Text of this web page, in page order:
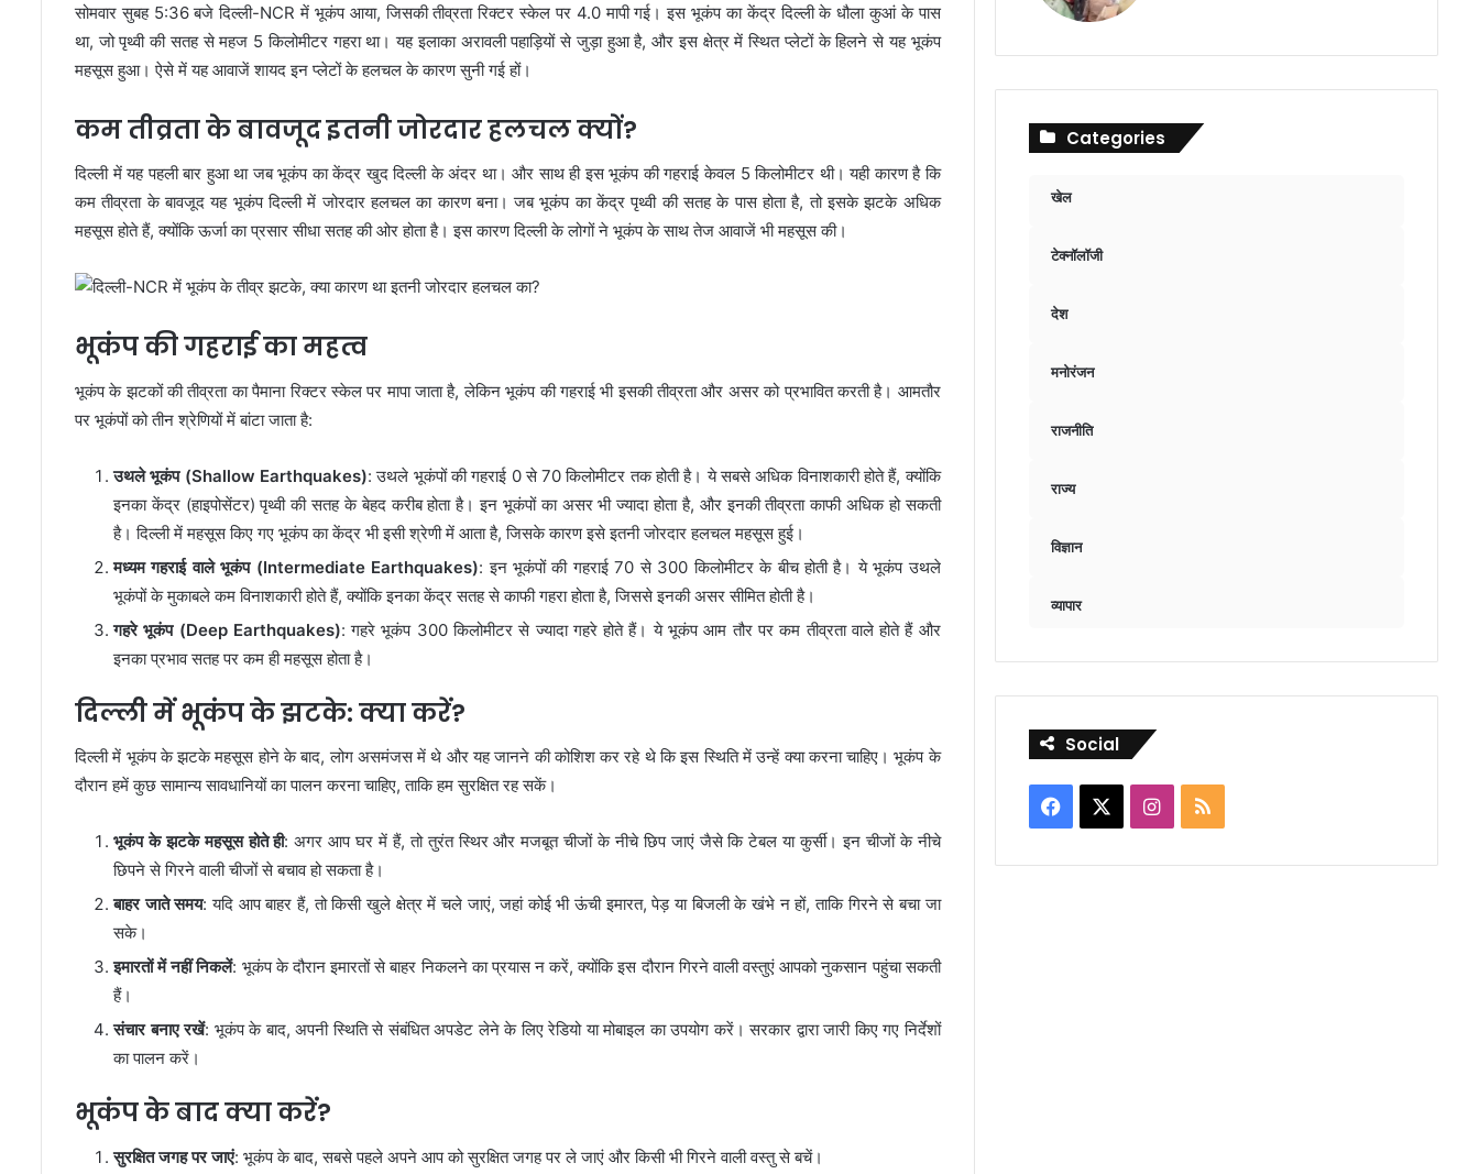
सोमवार सुबह 5:36 बजे दिल्ली-NCR में भूकंप आया, जिसकी तीव्रता रिक्टर स्केल पर 4.0 मापी गई। इस भूकंप का केंद्र दिल्ली के धौला कुआं के पास
था, जो पृथ्वी की सतह से महज 5 किलोमीटर गहरा था। यह इलाका अरावली पहाड़ियों से जुड़ा हुआ है, और इस क्षेत्र में स्थित प्लेटों के हिलने से यह भूकंप
महसूस हुआ। ऐसे में यह आवाजें शायद इन प्लेटों के हलचल के कारण सुनी गई हों।
कम तीव्रता के बावजूद इतनी जोरदार हलचल क्यों?
दिल्ली में यह पहली बार हुआ था जब भूकंप का केंद्र खुद दिल्ली के अंदर था। और साथ ही इस भूकंप की गहराई केवल 5 किलोमीटर थी। यही कारण है कि
कम तीव्रता के बावजूद यह भूकंप दिल्ली में जोरदार हलचल का कारण बना। जब भूकंप का केंद्र पृथ्वी की सतह के पास होता है, तो इसके झटके अधिक
महसूस होते हैं, क्योंकि ऊर्जा का प्रसार सीधा सतह की ओर होता है। इस कारण दिल्ली के लोगों ने भूकंप के साथ तेज आवाजें भी महसूस की।
भूकंप की गहराई का महत्व
भूकंप के झटकों की तीव्रता का पैमाना रिक्टर स्केल पर मापा जाता है, लेकिन भूकंप की गहराई भी इसकी तीव्रता और असर को प्रभावित करती है। आमतौर
पर भूकंपों को तीन श्रेणियों में बांटा जाता है:
उथले भूकंप (Shallow Earthquakes): उथले भूकंपों की गहराई 0 से 70 किलोमीटर तक होती है। ये सबसे अधिक विनाशकारी होते हैं, क्योंकि
इनका केंद्र (हाइपोसेंटर) पृथ्वी की सतह के बेहद करीब होता है। इन भूकंपों का असर भी ज्यादा होता है, और इनकी तीव्रता काफी अधिक हो सकती
है। दिल्ली में महसूस किए गए भूकंप का केंद्र भी इसी श्रेणी में आता है, जिसके कारण इसे इतनी जोरदार हलचल महसूस हुई।
मध्यम गहराई वाले भूकंप (Intermediate Earthquakes): इन भूकंपों की गहराई 70 से 300 किलोमीटर के बीच होती है। ये भूकंप उथले
भूकंपों के मुकाबले कम विनाशकारी होते हैं, क्योंकि इनका केंद्र सतह से काफी गहरा होता है, जिससे इनकी असर सीमित होती है।
गहरे भूकंप (Deep Earthquakes): गहरे भूकंप 300 किलोमीटर से ज्यादा गहरे होते हैं। ये भूकंप आम तौर पर कम तीव्रता वाले होते हैं और
इनका प्रभाव सतह पर कम ही महसूस होता है।
दिल्ली में भूकंप के झटके: क्या करें?
दिल्ली में भूकंप के झटके महसूस होने के बाद, लोग असमंजस में थे और यह जानने की कोशिश कर रहे थे कि इस स्थिति में उन्हें क्या करना चाहिए। भूकंप के
दौरान हमें कुछ सामान्य सावधानियों का पालन करना चाहिए, ताकि हम सुरक्षित रह सकें।
भूकंप के झटके महसूस होते ही: अगर आप घर में हैं, तो तुरंत स्थिर और मजबूत चीजों के नीचे छिप जाएं जैसे कि टेबल या कुर्सी। इन चीजों के नीचे
छिपने से गिरने वाली चीजों से बचाव हो सकता है।
बाहर जाते समय: यदि आप बाहर हैं, तो किसी खुले क्षेत्र में चले जाएं, जहां कोई भी ऊंची इमारत, पेड़ या बिजली के खंभे न हों, ताकि गिरने से बचा जा
सके।
इमारतों में नहीं निकलें: भूकंप के दौरान इमारतों से बाहर निकलने का प्रयास न करें, क्योंकि इस दौरान गिरने वाली वस्तुएं आपको नुकसान पहुंचा सकती
हैं।
संचार बनाए रखें: भूकंप के बाद, अपनी स्थिति से संबंधित अपडेट लेने के लिए रेडियो या मोबाइल का उपयोग करें। सरकार द्वारा जारी किए गए निर्देशों
का पालन करें।
भूकंप के बाद क्या करें?
सुरक्षित जगह पर जाएं: भूकंप के बाद, सबसे पहले अपने आप को सुरक्षित जगह पर ले जाएं और किसी भी गिरने वाली वस्तु से बचें।
Categories
खेल
टेक्नॉलॉजी
देश
मनोरंजन
राजनीति
राज्य
विज्ञान
व्यापार
Social
Facebook Instagram
RSS